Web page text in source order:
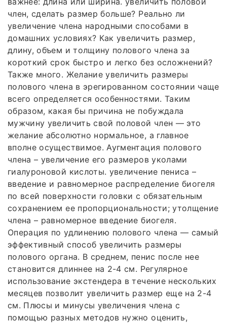
член, сделать размер больше? Реально ли
увеличение члена народными способами в
домашних условиях? Как увеличить размер,
длину, объем и толщину полового члена за
короткий срок быстро и легко без осложнений?
Также много. Желание увеличить размеры
полового члена в эрегированном состоянии чаще
всего определяется особенностями. Таким
образом, какая бы причина не побуждала
мужчину увеличить свой половой член — это
желание абсолютно нормальное, а главное
вполне осуществимое. Аугментация полового
члена – увеличение его размеров уколами
гиалуроновой кислоты. увеличение пениса –
введение и равномерное распределение биогеля
по всей поверхности головки с обязательным
сохранением ее пропорциональности; утолщение
члена – равномерное введение биогеля.
Операция по удлинению полового члена — самый
эффективный способ увеличить размеры
полового органа. В среднем, пенис после нее
становится длиннее на 2-4 см. Регулярное
использование экстендера в течение нескольких
месяцев позволит увеличить размер еще на 2-4
см. Плюсы и минусы увеличения члена с
помощью разных методов нужно оценить,